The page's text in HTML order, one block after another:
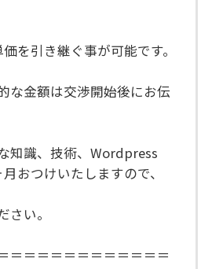
を引き継ぐ事が可能です。
な金額は交渉開始後にお伝
知識、技術、Wordpress
おつけいたしますので、
さい。
＝＝＝＝＝＝＝＝＝＝＝＝